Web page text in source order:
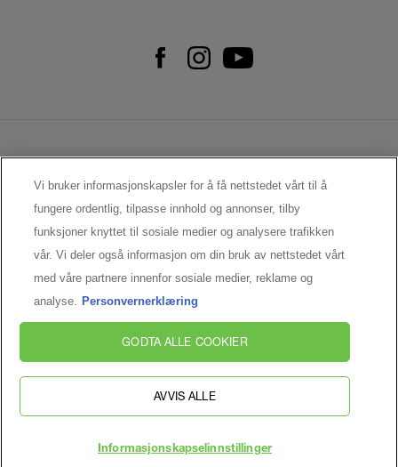
KONKURRENCEVILKAR
BRUKERVILKÅR FOR NETTSTEDET
PERSONVERNERKLÆRING
INFORMASJONSKAPSELINNSTILLINGER
MANUFACTURER INFORMATION
LANCÔME PARIS
14 rue Royale, 75008 Paris, France
kontakt@loreal.com
© Lancôme 2026
Vi bruker informasjonskapsler for å få nettstedet vårt til å
fungere ordentlig, tilpasse innhold og annonser, tilby
funksjoner knyttet til sosiale medier og analysere trafikken
vår. Vi deler også informasjon om din bruk av nettstedet vårt
med våre partnere innenfor sosiale medier, reklame og
analyse. Personvernerklæring
Informasjonskapselinnstillinger
AVVIS ALLE
GODTA ALLE COOKIER